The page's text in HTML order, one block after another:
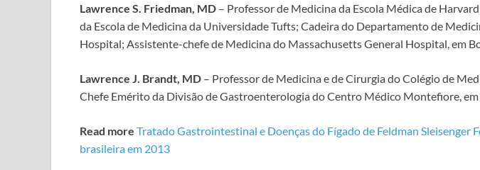
Lawrence S. Friedman, MD – Professor de Medicina da Escola Médica de
da Escola de Medicina da Universidade Tufts; Cadeira do Departamento de
Hospital; Assistente-chefe de Medicina do Massachusetts General Hospital, em
Lawrence J. Brandt, MD – Professor de Medicina e de Cirurgia do Colégio de
Chefe Emérito da Divisão de Gastroenterologia do Centro Médico Montefiore, em
Read more Tratado Gastrointestinal e Doenças do Fígado de Feldman Sleisenger
brasileira em 2013